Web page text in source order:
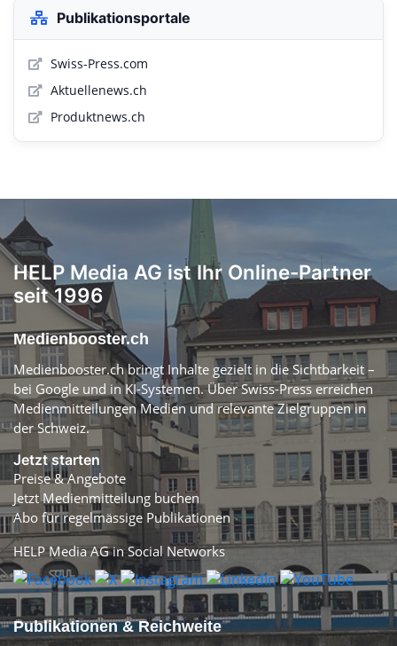
Publikationsportale
Swiss-Press.com
Aktuellenews.ch
Produktnews.ch
HELP Media AG ist Ihr Online-Partner
seit 1996
Medienbooster.ch
Medienbooster.ch bringt Inhalte gezielt in die Sichtbarkeit –
bei Google und in KI-Systemen. Über Swiss-Press erreichen
Medienmitteilungen Medien und relevante Zielgruppen in
der Schweiz.
Jetzt starten
Preise & Angebote
Jetzt Medienmitteilung buchen
Abo für regelmässige Publikationen
HELP Media AG in Social Networks
Publikationen & Reichweite